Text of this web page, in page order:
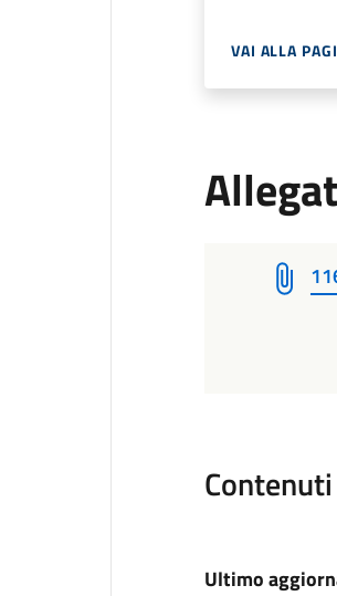
VAI ALLA
Ultimo